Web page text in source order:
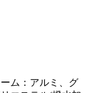
ム：アルミ、グ